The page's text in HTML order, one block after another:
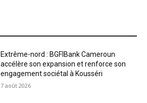
Extrême-nord : BGFIBank Cameroun
accélère son expansion et renforce son
engagement sociétal à Kousséri
7 août 2026